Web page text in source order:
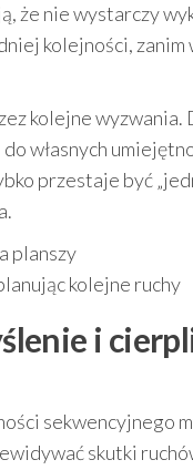
nie wystarczy
kolejności,
kolejne
własnych
przestaje być
planszy
kolejne ruchy
i
sekwencyjnego
skutki